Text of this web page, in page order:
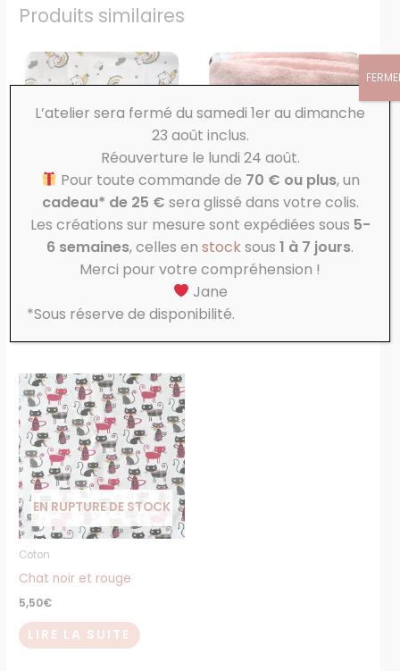
Produits similaires
Coton
Chat
AJOUTER AU
PANIER
Micro éponge de Bambou
Blush
9,00€
AJOUTER AU
PANIER
EN RUPTURE DE STOCK
Coton
Chat noir et rouge
5,50€
LIRE LA SUITE
L’atelier sera fermé du samedi 1er au dimanche
23 août inclus.
Réouverture le lundi 24 août.
Pour toute commande de 70 € ou plus, un
cadeau* de 25 € sera glissé dans votre colis.
Les créations sur mesure sont expédiées sous 5-
6 semaines, celles en stocksous 1 à 7 jours.
Merci pour votre compréhension !
Jane
*Sous réserve de disponibilité.